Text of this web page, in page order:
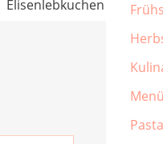
Elisenlebkuchen